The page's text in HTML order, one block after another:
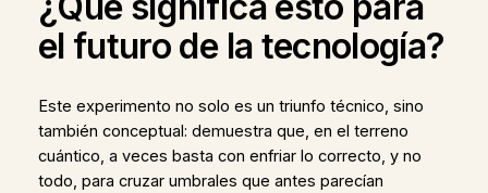
el futuro de la tecnología?
Este experimento no solo es un triunfo técnico, sino
también conceptual: demuestra que, en el terreno
cuántico, a veces basta con enfriar lo correcto, y no
todo, para cruzar umbrales que antes parecían